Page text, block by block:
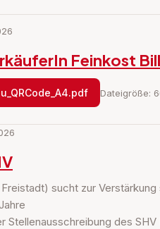
Feinkost
Dateigröße:
sucht zur
Stellenausschreibung des